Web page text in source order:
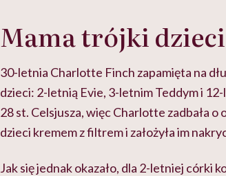
Mama trójki
30-letnia Charlotte Finch zapamięta na
dzieci: 2-letnią Evie, 3-letnim Teddym i
28 st. Celsjusza, więc Charlotte zadbała
dzieci kremem z filtrem i założyła im
Jak się jednak okazało, dla 2-letniej córki